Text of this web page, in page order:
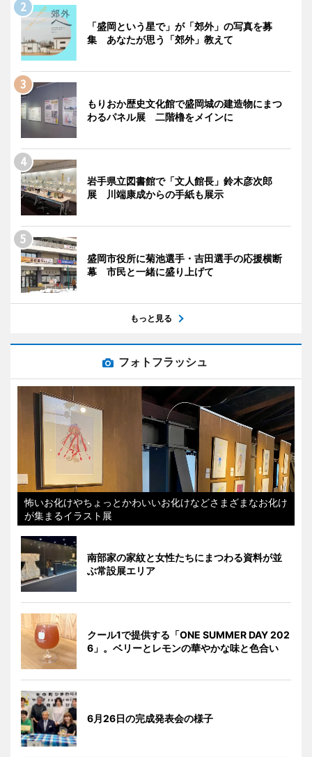
「盛岡という星で」が「郊外」の写真を募
集 あなたが思う「郊外」教えて
もりおか歴史文化館で盛岡城の建造物にまつ
わるパネル展 二階櫓をメインに
岩手県立図書館で「文人館長」鈴木彦次郎
展 川端康成からの手紙も展示
盛岡市役所に菊池選手・吉田選手の応援横断
幕 市民と一緒に盛り上げて
もっと見る
フォトフラッシュ
怖いお化けやちょっとかわいいお化けなどさまざまなお化け
が集まるイラスト展
南部家の家紋と女性たちにまつわる資料が並
ぶ常設展エリア
クール1で提供する「ONE SUMMER DAY 202
6」。ベリーとレモンの華やかな味と色合い
6月26日の完成発表会の様子